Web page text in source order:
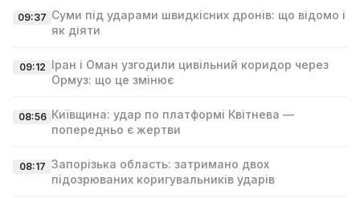
09:37 Суми під ударами швидкісних дронів: що відомо і
як діяти
09:12 Іран і Оман узгодили цивільний коридор через
Ормуз: що це змінює
08:56 Київщина: удар по платформі Квітнева —
попередньо є жертви
08:17 Запорізька область: затримано двох
підозрюваних коригувальників ударів